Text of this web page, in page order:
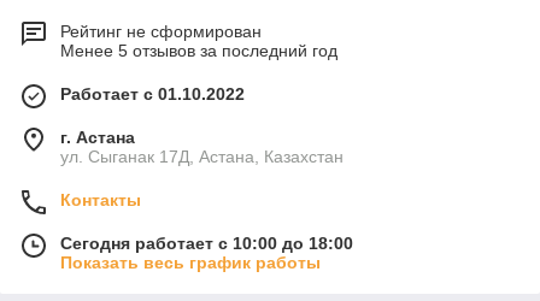
Рейтинг не сформирован
Менее 5 отзывов за последний год
Работает с 01.10.2022
г. Астана
ул. Сыганак 17Д, Астана, Казахстан
Контакты
Сегодня работает с 10:00 до 18:00
Показать весь график работы